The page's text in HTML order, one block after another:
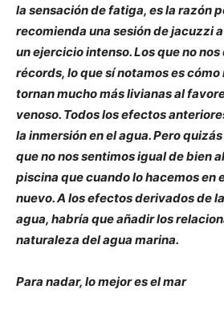
la sensación de fatiga, es la razón
recomienda una sesión de jacuzzi
un ejercicio intenso. Los que no
récords, lo que sí notamos es
tornan mucho más livianas al
venoso. Todos los efectos
la inmersión en el agua. Pero
que no nos sentimos igual de bien
piscina que cuando lo hacemos en
nuevo. A los efectos derivados de
agua, habría que añadir los
naturaleza del agua marina.
Para nadar, lo mejor es el mar